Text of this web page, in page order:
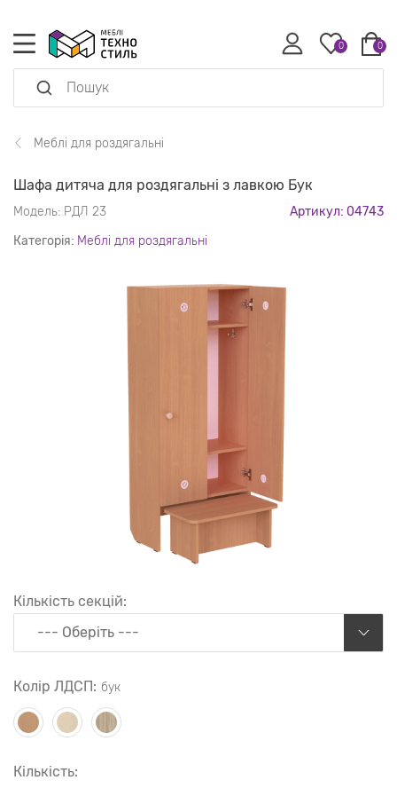
0 0
Меблі для роздягальні
Шафа дитяча для роздягальні з лавкою Бук
Модель: РДЛ 23
Артикул: 04743
Категорія: Меблі для роздягальні
Кількість секцій:
--- Оберіть ---
Колір ЛДСП: бук
Кількість: